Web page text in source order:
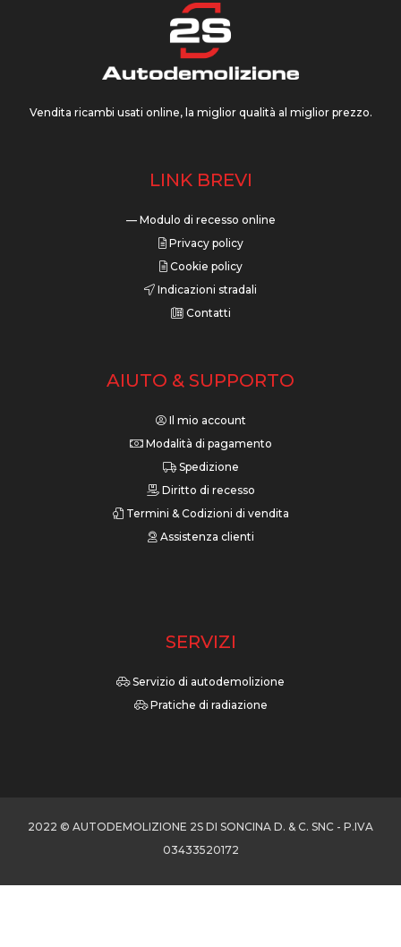
Vendita ricambi usati online, la miglior qualità al miglior prezzo.
LINK BREVI
— Modulo di recesso online
Privacy policy
Cookie policy
Indicazioni stradali
Contatti
AIUTO & SUPPORTO
Il mio account
Modalità di pagamento
Spedizione
Diritto di recesso
Termini & Codizioni di vendita
Assistenza clienti
SERVIZI
Servizio di autodemolizione
Pratiche di radiazione
2022 © AUTODEMOLIZIONE 2S DI SONCINA D. & C. SNC - P.IVA
03433520172